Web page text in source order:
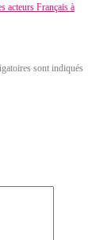
acteurs Français à
sont indiqués